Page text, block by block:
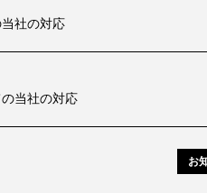
社の対応
当社の対応
お